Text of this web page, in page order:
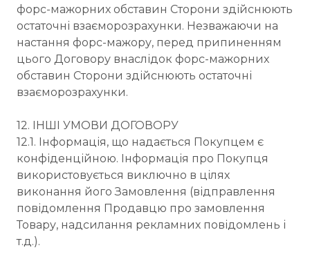
форс-мажорних обставин Сторони здійснюють
остаточні взаєморозрахунки. Незважаючи на
настання форс-мажору, перед припиненням
цього Договору внаслідок форс-мажорних
обставин Сторони здійснюють остаточні
взаєморозрахунки.
12. ІНШІ УМОВИ ДОГОВОРУ
12.1. Інформація, що надається Покупцем є
конфіденційною. Інформація про Покупця
використовується виключно в цілях
виконання його Замовлення (відправлення
повідомлення Продавцю про замовлення
Товару, надсилання рекламних повідомлень і
т.д.).